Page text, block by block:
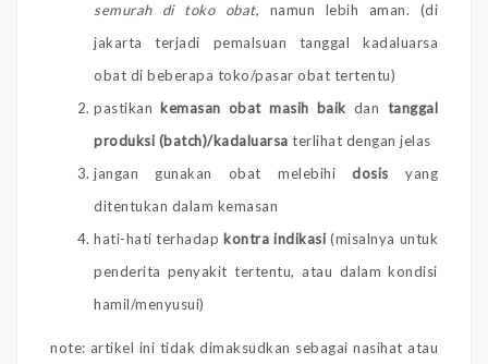
semurah di toko obat, namun lebih aman. (di
jakarta terjadi pemalsuan tanggal kadaluarsa
obat di beberapa toko/pasar obat tertentu)
pastikan kemasan obat masih baik dan tanggal
produksi (batch)/kadaluarsa terlihat dengan jelas
jangan gunakan obat melebihidosis yang
ditentukan dalam kemasan
hati-hati terhadap kontra indikasi (misalnya untuk
penderita penyakit tertentu, atau dalam kondisi
hamil/menyusui)
note: artikel ini tidak dimaksudkan sebagai nasihat atau